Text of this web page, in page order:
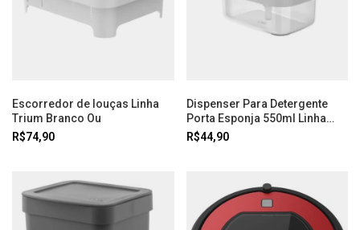
Escorredor de louças Linha
Trium Branco Ou
R$74,90
Dispenser Para Detergente
Porta Esponja 550ml Linha
Trium Ou
R$44,90